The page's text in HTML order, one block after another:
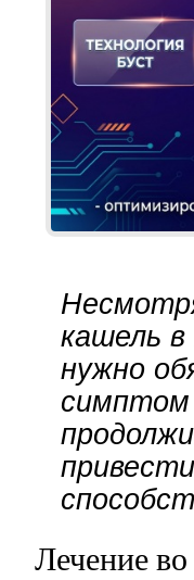
кашель
нужно
симптом
Лечение